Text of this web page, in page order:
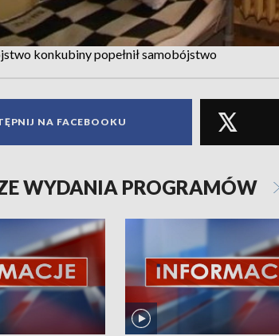
konkubiny popełnił samobójstwo
NA FACEBOOKU
WYDANIA PROGRAMÓW